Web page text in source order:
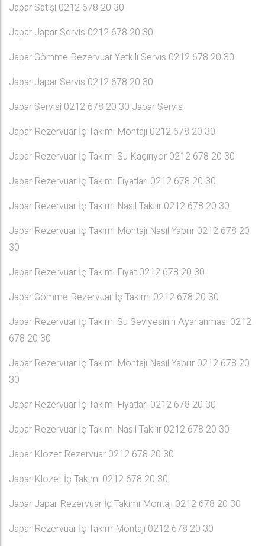
Japar Satışı 0212 678 20 30
Japar Japar Servis 0212 678 20 30
Japar Gömme Rezervuar Yetkili Servis 0212 678 20 30
Japar Japar Servis 0212 678 20 30
Japar Servisi 0212 678 20 30 Japar Servis
Japar Rezervuar İç Takımı Montajı 0212 678 20 30
Japar Rezervuar İç Takımı Su Kaçırıyor 0212 678 20 30
Japar Rezervuar İç Takımı Fiyatları 0212 678 20 30
Japar Rezervuar İç Takımı Nasıl Takılır 0212 678 20 30
Japar Rezervuar İç Takımı Montajı Nasıl Yapılır 0212 678 20
30
Japar Rezervuar İç Takımı Fiyat 0212 678 20 30
Japar Gömme Rezervuar İç Takımı 0212 678 20 30
Japar Rezervuar İç Takımı Su Seviyesinin Ayarlanması 0212
678 20 30
Japar Rezervuar İç Takımı Montajı Nasıl Yapılır 0212 678 20
30
Japar Rezervuar İç Takımı Fiyatları 0212 678 20 30
Japar Rezervuar İç Takımı Nasıl Takılır 0212 678 20 30
Japar Klozet Rezervuar 0212 678 20 30
Japar Klozet İç Takımı 0212 678 20 30
Japar Japar Rezervuar İç Takımı Montajı 0212 678 20 30
Japar Rezervuar İç Takım Montajı 0212 678 20 30